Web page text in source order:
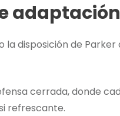
adaptación
la disposición de
cerrada, donde
refrescante.